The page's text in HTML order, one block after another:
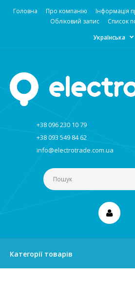
Головна Про компанію Інформація
Обліковий запис
Список
Українська
+38 096 230 10 79
+38 093 549 84 62
info@electrotrade.com.ua
Категорії товарів